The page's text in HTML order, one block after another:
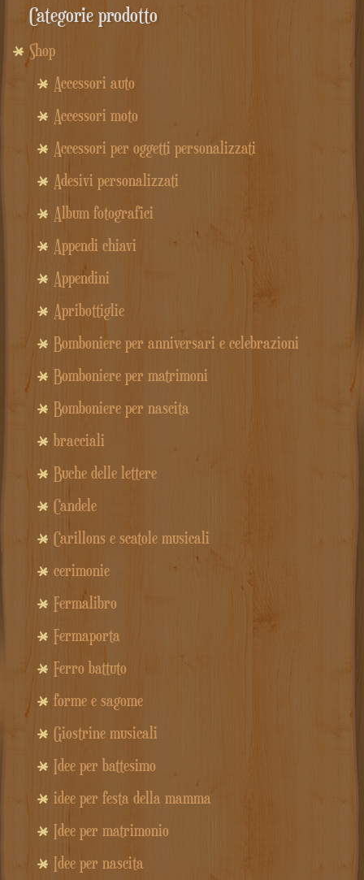
Categorie prodotto
Shop
Accessori auto
Accessori moto
Accessori per oggetti personalizzati
Adesivi personalizzati
Album fotografici
Appendi chiavi
Appendini
Apribottiglie
Bomboniere per anniversari e celebrazioni
Bomboniere per matrimoni
Bomboniere per nascita
bracciali
Buche delle lettere
Candele
Carillons e scatole musicali
cerimonie
Fermalibro
Fermaporta
Ferro battuto
forme e sagome
Giostrine musicali
Idee per battesimo
idee per festa della mamma
Idee per matrimonio
Idee per nascita